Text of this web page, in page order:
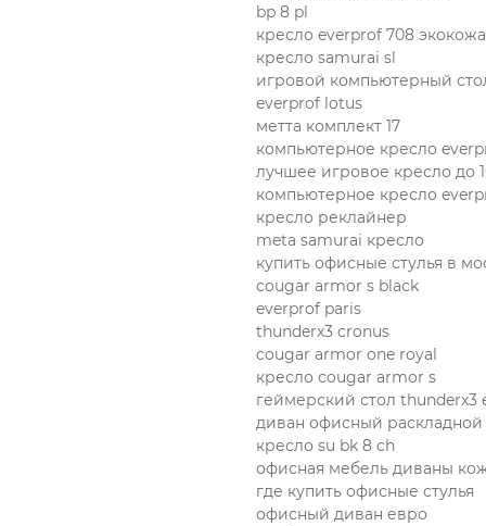
bp 8 pl
кресло everprof 708 экокожа
кресло samurai sl
игровой компьютерный
everprof lotus
метта комплект 17
компьютерное кресло
лучшее игровое кресло до
компьютерное кресло
кресло реклайнер
meta samurai кресло
купить офисные стулья в
cougar armor s black
everprof paris
thunderx3 cronus
cougar armor one royal
кресло cougar armor s
геймерский стол thunderx3
диван офисный раскладной
кресло su bk 8 ch
офисная мебель диваны
где купить офисные стулья
офисный диван евро